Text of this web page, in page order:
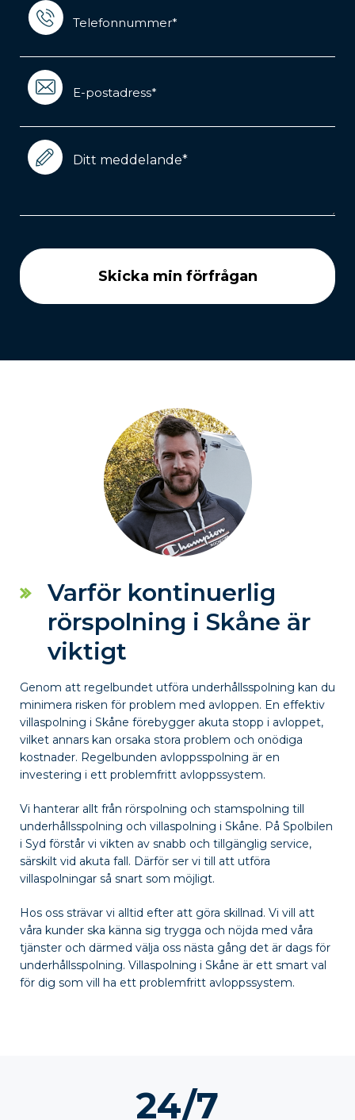
Telefonnummer*
(Required)
Email
(Required)
Meddelande
(Required)
Varför kontinuerlig
rörspolning i Skåne är
viktigt
Genom att regelbundet utföra underhållsspolning kan du
minimera risken för problem med avloppen. En effektiv
villaspolning i Skåne förebygger akuta stopp i avloppet,
vilket annars kan orsaka stora problem och onödiga
kostnader. Regelbunden avloppsspolning är en
investering i ett problemfritt avloppssystem.
Vi hanterar allt från rörspolning och stamspolning till
underhållsspolning och villaspolning i Skåne. På Spolbilen
i Syd förstår vi vikten av snabb och tillgänglig service,
särskilt vid akuta fall. Därför ser vi till att utföra
villaspolningar så snart som möjligt.
Hos oss strävar vi alltid efter att göra skillnad. Vi vill att
våra kunder ska känna sig trygga och nöjda med våra
tjänster och därmed välja oss nästa gång det är dags för
underhållsspolning. Villaspolning i Skåne är ett smart val
för dig som vill ha ett problemfritt avloppssystem.
24/7